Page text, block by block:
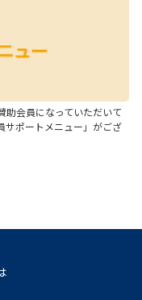
助会員になっていただいて
サポートメニュー」がござ